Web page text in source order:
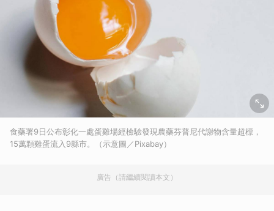
食藥署9日公布彰化一處蛋雞場經檢驗發現農藥芬普尼代謝物含量超標，
15萬顆雞蛋流入9縣市。（示意圖／Pixabay）
廣告（請繼續閱讀本文）